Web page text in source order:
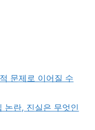
문제로 이어질 수
논란, 진실은 무엇인